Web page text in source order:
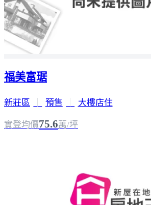
福美富琚
新莊區 預售 大樓店住
實登均價75.6萬/坪